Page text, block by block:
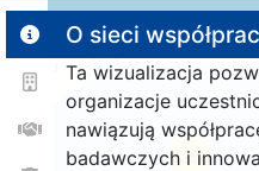
O sieci
Ta wizualizacja
organizacje
nawiązują
badawczych i25